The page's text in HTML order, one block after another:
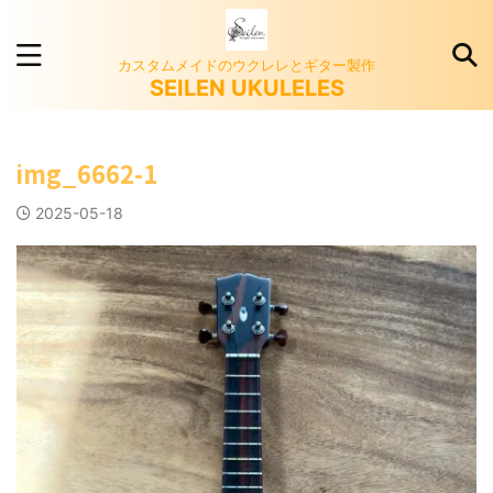
カスタムメイドのウクレレとギター製作
SEILEN UKULELES
img_6662-1
2025-05-18